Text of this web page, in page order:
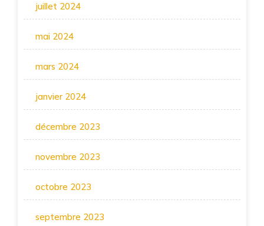
juillet 2024
mai 2024
mars 2024
janvier 2024
décembre 2023
novembre 2023
octobre 2023
septembre 2023